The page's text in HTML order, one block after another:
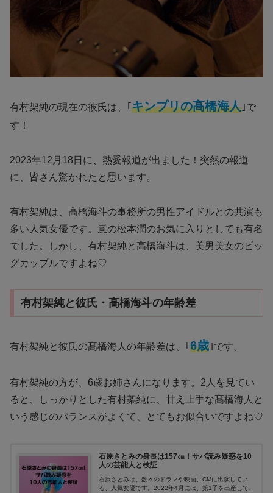
有村架純の現在の彼氏は、｢ キンプリの髙橋海人 ｣で
す！
2023年12月18日に、熱愛報道が出ました！突然の報道
に、皆さん驚かれたと思います。
有村架純は、高橋海斗の事務所の男性アイドルとの共演も
多い人気女優です。嵐の松本潤のお気に入りとしても有名
でした。しかし、有村架純と高橋海斗は、美男美女のビッ
グカップルですよね♡
有村架純と彼氏・高橋海斗の年齢差
有村架純と彼氏の髙橋海人の年齢差は、｢ 6歳 ｣です。
有村架純の方が、6歳お姉さんになります。2人を見てい
ると、しっかりとした有村架純に、甘え上手な髙橋海人と
いう感じのバランスがよくて、とてもお似合いですよね♡
石原さとみの身長は157㎝！サバ読み疑惑を10
人の芸能人と検証
石原さとみは、数々のドラマや映画、CMに出演してい
る、人気女優です。2022年4月には、第1子を出産して、